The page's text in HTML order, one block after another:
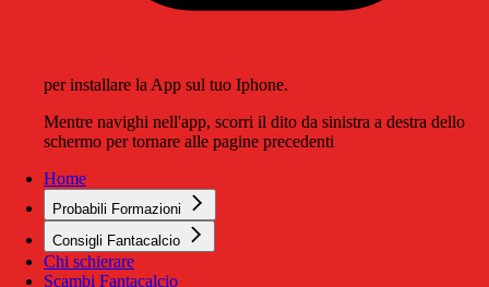
per installare la App sul tuo Iphone.
Mentre navighi nell'app, scorri il dito da sinistra a destra dello
schermo per tornare alle pagine precedenti
Home
Probabili Formazioni
Consigli Fantacalcio
Chi schierare
Scambi Fantacalcio